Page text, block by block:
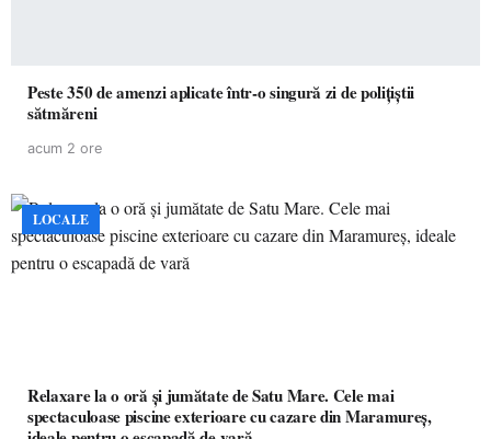
Peste 350 de amenzi aplicate într-o singură zi de polițiștii
sătmăreni
acum 2 ore
LOCALE
Relaxare la o oră și jumătate de Satu Mare. Cele mai
spectaculoase piscine exterioare cu cazare din Maramureș,